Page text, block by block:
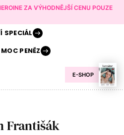
ZA VÝHODNĚJŠÍ CENU POUZE
E-SHOP
SPECIÁL
PENĚZ
Františák